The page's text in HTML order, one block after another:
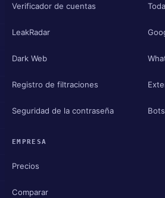
Verificador de cuentas
LeakRadar
Dark Web
Registro de filtraciones
Seguridad de la contraseña
EMPRESA
Precios
Comparar